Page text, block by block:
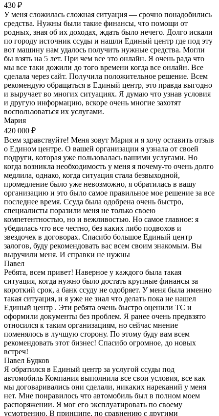
430 ₽
У меня сложилась сложная ситуация — срочно понадобились
средства. Нужны были такие финансы, что помощи от
родных, зная об их доходах, ждать было нечего. Долго искали
по городу источник ссуды и нашли Единый центр где под эту
вот машину нам удалось получить нужные средства. Могли
бы взять на 5 лет. При чем все это онлайн. Я очень рада что
мы все таки дожили до того времени когда все онлайн. Все
сделала через сайт. Получила положительное решение. Всем
рекомендую обращаться в Единый центр, это правда выгодно
и выручает во многих ситуациях. Я думаю что узнав условия
и другую информацию, вскоре очень многие захотят
воспользоваться их услугами.
Мария
420 000 ₽
Всем здравствуйте! Меня зовут Мария и я хочу оставить отзыв
о Едином центре. О вашей организации я узнала от своей
подруги, которая уже пользовалась вашими услугами. Но
когда возникла необходимость у меня я почему-то очень долго
медлила, однако, когда ситуация стала безвыходной,
промедление было уже невозможно, я обратилась в вашу
организацию и это было самое правильное мое решение за все
последнее время. Ссуда была одобрена очень быстро,
специалисты поразили меня не только своею
компетентностью, но и вежливостью. Но самое главное: я
убедилась что все честно, без каких либо подвохов и
звездочек в договорах. Спасибо большое Единый центр
залогов, буду рекомендовать вас всем своим знакомым. Вы
выручили меня. И справки не нужны
Павел
Ребята, всем привет! Наверное у каждого была такая
ситуация, когда нужно было достать крупные финансы за
короткий срок, а банк ссуду не одобряет. У меня была именно
такая ситуация, и я уже не знал что делать пока не нашел
Единый центр . Эти ребята очень быстро оценили ТС и
оформили документы без проблем. Я ранее очень предвзято
относился к таким организациям, но сейчас мнение
поменялось в лучшую сторону. По этому буду вам всем
рекомендовать этот бизнес! Спасибо огромное, до новых
встреч!
Павел Будков
Я обратился в Единый центр за услугой ссуды под
автомобиль Компания выполнила все свои условия, все как
мы договаривались они сделали, никаких нареканий у меня
нет. Мне понравилось что автомобиль был в полном моем
распоряжении. Я мог его эксплуатировать по своему
усмотрению. В принципе, по сравнению с другими